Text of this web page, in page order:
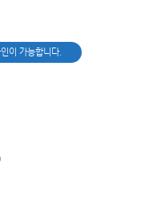
이 가능합니다.